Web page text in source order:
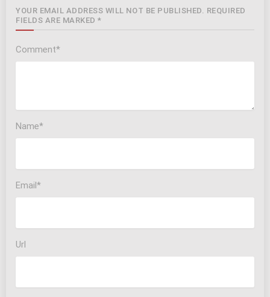
YOUR EMAIL ADDRESS WILL NOT BE PUBLISHED. REQUIRED
FIELDS ARE MARKED *
Comment*
Name*
Email*
Url